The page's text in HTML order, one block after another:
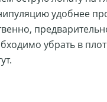
удобнее
убрать в